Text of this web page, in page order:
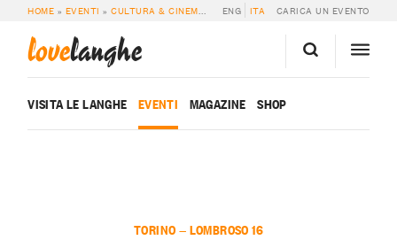
HOME » EVENTI »CULTURA & CINEMA » BLASÉ
ENG ITA CARICA UN EVENTO
lovelanghe
VISITA LE LANGHE EVENTI MAGAZINE SHOP
TORINO — LOMBROSO 16